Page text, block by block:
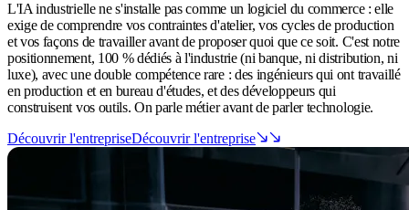
L'IA industrielle ne s'installe pas comme un logiciel du commerce : elle
exige de comprendre vos contraintes d'atelier, vos cycles de production
et vos façons de travailler avant de proposer quoi que ce soit. C'est notre
positionnement, 100 % dédiés à l'industrie (ni banque, ni distribution, ni
luxe), avec une double compétence rare : des ingénieurs qui ont travaillé
en production et en bureau d'études, et des développeurs qui
construisent vos outils. On parle métier avant de parler technologie.
Découvrir l'entrepriseDécouvrir l'entreprise